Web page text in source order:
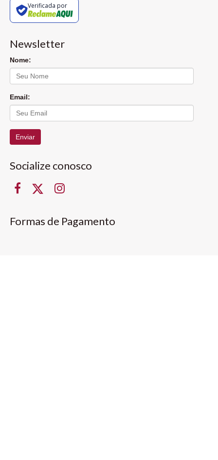
Verificada por
Newsletter
Nome:
Email:
Enviar
Socialize conosco
Formas de Pagamento